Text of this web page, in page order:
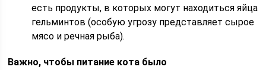
есть продукты, в которых могут находиться яйца
гельминтов (особую угрозу представляет сырое
мясо и речная рыба).
Важно, чтобы питание кота было